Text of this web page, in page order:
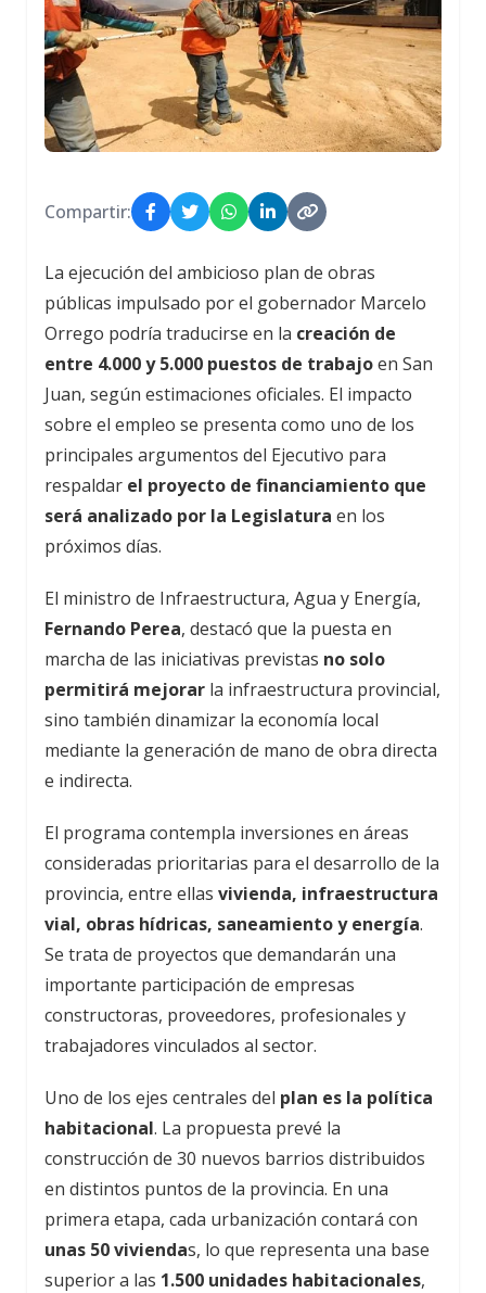
Compartir:
La ejecución del ambicioso plan de obras
públicas impulsado por el gobernador Marcelo
Orrego podría traducirse en la creación de
entre 4.000 y 5.000 puestos de trabajoen San
Juan, según estimaciones oficiales. El impacto
sobre el empleo se presenta como uno de los
principales argumentos del Ejecutivo para
respaldar el proyecto de financiamiento que
será analizado por la Legislatura en los
próximos días.
El ministro de Infraestructura, Agua y Energía,
Fernando Perea, destacó que la puesta en
marcha de las iniciativas previstas no solo
permitirá mejorar la infraestructura provincial,
sino también dinamizar la economía local
mediante la generación de mano de obra directa
e indirecta.
El programa contempla inversiones en áreas
consideradas prioritarias para el desarrollo de la
provincia, entre ellas vivienda, infraestructura
vial, obras hídricas, saneamiento y energía.
Se trata de proyectos que demandarán una
importante participación de empresas
constructoras, proveedores, profesionales y
trabajadores vinculados al sector.
Uno de los ejes centrales del plan es la política
habitacional. La propuesta prevé la
construcción de 30 nuevos barrios distribuidos
en distintos puntos de la provincia. En una
primera etapa, cada urbanización contará con
unas 50 viviendas, lo que representa una base
superior a las 1.500 unidades habitacionales,